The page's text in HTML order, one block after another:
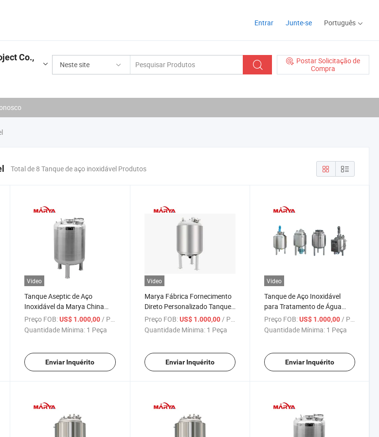
Entrar Junte-se Português
Neste site
Postar Solicitação de
Compra
Co.,
Total de 8 Tanque de aço inoxidável Produtos
Vídeo
Tanque Aseptic de Aço
Inoxidável da Marya China
Pharmaceutical com
Polimento Mecânico e
Preço FOB: US$ 1.000,00/ Peça
Quantidade Mínima: 1 Peça
Enviar Inquérito
Vídeo
Marya Fábrica Fornecimento
Direto Personalizado Tanque
Aseptic de Aço Inoxidável
Farmacêutico
Preço FOB: US$ 1.000,00/ Peça
Quantidade Mínima: 1 Peça
Enviar Inquérito
Vídeo
Tanque de Aço Inoxidável
para Tratamento de Água
Marya para Armazenamento
e Transporte de Líquidos
Preço FOB: US$ 1.000,00/ Peça
Quantidade Mínima: 1 Peça
Enviar Inquérito